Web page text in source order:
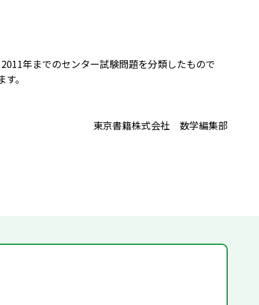
年までのセンター試験問題を分類したもので
。
東京書籍株式会社 数学編集部